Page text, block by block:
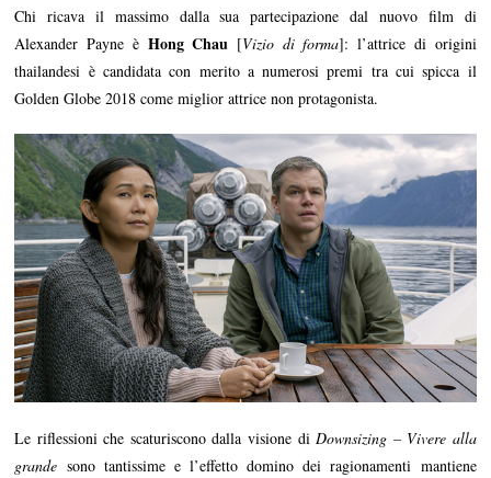
Chi ricava il massimo dalla sua partecipazione dal nuovo film di
Alexander Payne è Hong Chau [Vizio di forma]: l’attrice di origini
thailandesi è candidata con merito a numerosi premi tra cui spicca il
Golden Globe 2018 come miglior attrice non protagonista.
Le riflessioni che scaturiscono dalla visione diDownsizing – Vivere alla
grande sono tantissime e l’effetto domino dei ragionamenti mantiene